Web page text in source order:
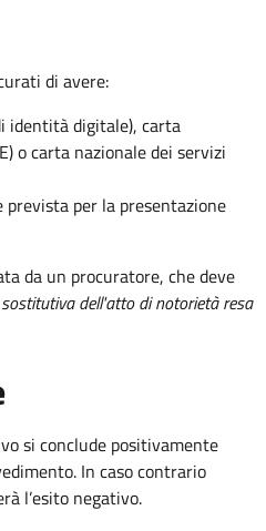
di avere:
identità digitale), carta
o carta nazionale dei servizi
per la presentazione
da un procuratore, che deve
dell'atto di notorietà resa
si conclude positivamente
In caso contrario
l’esito negativo.